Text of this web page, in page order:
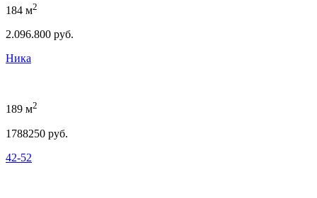
184 м2
2.096.800 руб.
Ника
189 м2
1788250 руб.
42-52